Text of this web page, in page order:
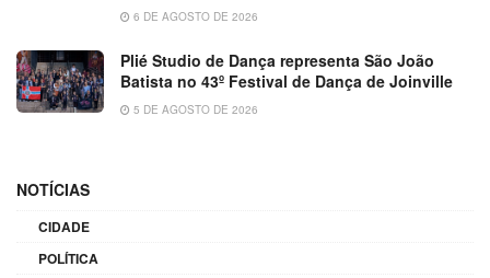
6 DE AGOSTO DE 2026
Plié Studio de Dança representa São João
Batista no 43º Festival de Dança de Joinville
5 DE AGOSTO DE 2026
NOTÍCIAS
CIDADE
POLÍTICA